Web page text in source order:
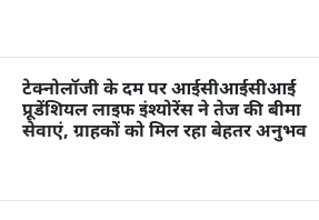
टेक्नोलॉजी के दम पर आईसीआईसीआई
प्रूडेंशियल लाइफ इंश्योरेंस ने तेज की बीमा
सेवाएं, ग्राहकों को मिल रहा बेहतर अनुभव